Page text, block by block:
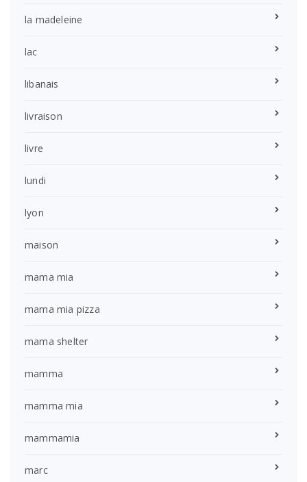
la madeleine
lac
libanais
livraison
livre
lundi
lyon
maison
mama mia
mama mia pizza
mama shelter
mamma
mamma mia
mammamia
marc